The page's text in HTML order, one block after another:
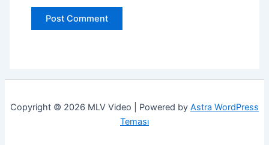
Copyright © 2026 MLV Video | Powered by Astra WordPress
Teması